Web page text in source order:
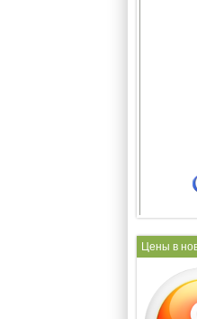
Цены в